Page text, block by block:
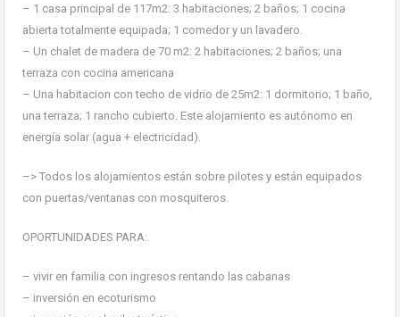
– 1 casa principal de 117m2: 3 habitaciones; 2 baños; 1 cocina
abierta totalmente equipada; 1 comedor y un lavadero.
– Un chalet de madera de 70 m2: 2 habitaciones; 2 baños; una
terraza con cocina americana
– Una habitacion con techo de vidrio de 25m2: 1 dormitorio; 1 baño,
una terraza; 1 rancho cubierto. Este alojamiento es autónomo en
energía solar (agua + electricidad).
–> Todos los alojamientos están sobre pilotes y están equipados
con puertas/ventanas con mosquiteros.
OPORTUNIDADES PARA:
– vivir en familia con ingresos rentando las cabanas
– inversión en ecoturismo